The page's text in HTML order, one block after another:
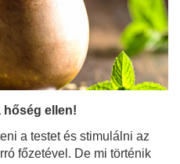
a testet és stimulálni az
főzetével. De mi történik
és a hőségtől kimerült
A mate szerelmesei
tereré - yerba mate